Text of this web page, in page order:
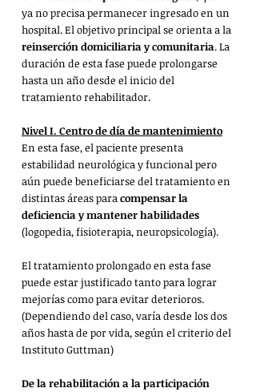
ya no precisa permanecer ingresado en un
hospital. El objetivo principal se orienta a la
reinserción domiciliaria y comunitaria. La
duración de esta fase puede prolongarse
hasta un año desde el inicio del
tratamiento rehabilitador.
Nivel I. Centro de día de mantenimiento
En esta fase, el paciente presenta
estabilidad neurológica y funcional pero
aún puede beneficiarse del tratamiento en
distintas áreas para compensar la
deficiencia y mantener habilidades
(logopedia, fisioterapia, neuropsicología).
El tratamiento prolongado en esta fase
puede estar justificado tanto para lograr
mejorías como para evitar deterioros.
(Dependiendo del caso, varía desde los dos
años hasta de por vida, según el criterio del
Instituto Guttman)
De la rehabilitación a la participación